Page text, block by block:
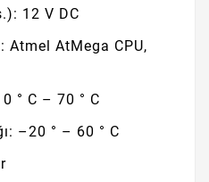
12 V DC
Atmel AtMega CPU,
0 ° C – 70 ° C
–20 ° – 60 ° C